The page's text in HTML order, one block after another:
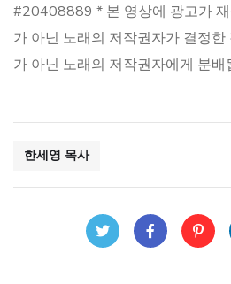
#20408889 * 본 영상에 광고가
가 아닌 노래의 저작권자가 결정한
가 아닌 노래의 저작권자에게 분배
한세영 목사